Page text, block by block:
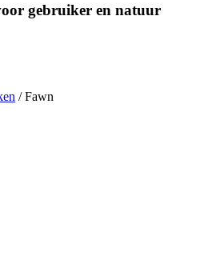
gebruiker en natuur
/Fawn